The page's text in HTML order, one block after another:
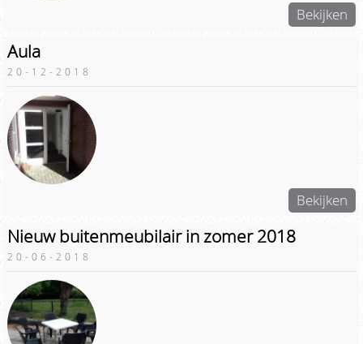
Bekijken
Aula
20-12-2018
Bekijken
Nieuw buitenmeubilair in zomer 2018
20-06-2018